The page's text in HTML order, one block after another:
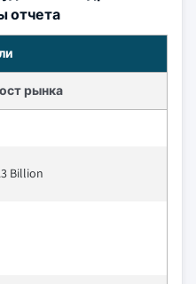
отчета
рынка
Billion